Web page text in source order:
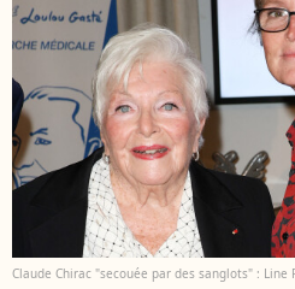
Claude Chirac "secouée par des sanglots" :